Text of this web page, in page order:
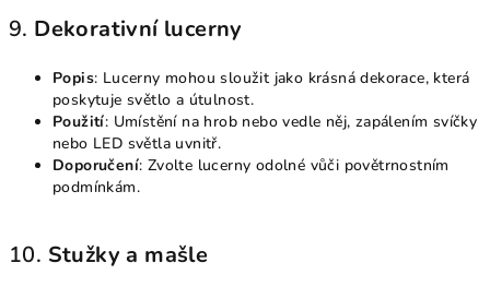
9. Dekorativní lucerny
Popis: Lucerny mohou sloužit jako krásná dekorace, která
poskytuje světlo a útulnost.
Použití: Umístění na hrob nebo vedle něj, zapálením svíčky
nebo LED světla uvnitř.
Doporučení: Zvolte lucerny odolné vůči povětrnostním
podmínkám.
10. Stužky a mašle